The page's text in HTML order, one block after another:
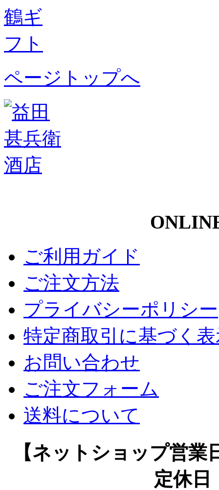
ページトップへ
ご利用ガイド
ご注文方法
プライバシーポリシー
特定商取引に基づく
お問い合わせ
ご注文フォーム
送料について
【ネットショップ営
定休日